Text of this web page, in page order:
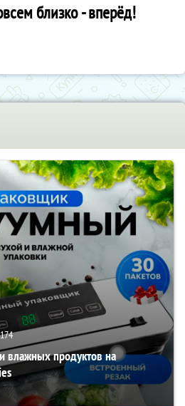
близко - вперёд!
174
влажных продуктов на